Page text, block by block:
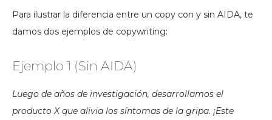
Para ilustrar la diferencia entre un copy con y sin AIDA, te
damos dos ejemplos de copywriting:
Ejemplo 1 (sin AIDA)
Luego de años de investigación, desarrollamos el
producto X que alivia los síntomas de la gripa. ¡Este